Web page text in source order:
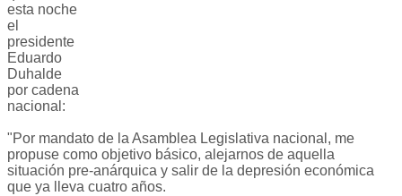
esta noche
el
presidente
Eduardo
Duhalde
por cadena
nacional:
"Por mandato de la Asamblea Legislativa nacional, me
propuse como objetivo básico, alejarnos de aquella
situación pre-anárquica y salir de la depresión económica
que ya lleva cuatro años.